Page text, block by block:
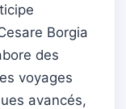
Borgia
des
voyages
avancés,